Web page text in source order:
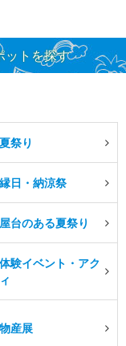
ットを探す
夏祭り
縁日・納涼祭
屋台のある夏祭り
体験イベント・アク
物産展